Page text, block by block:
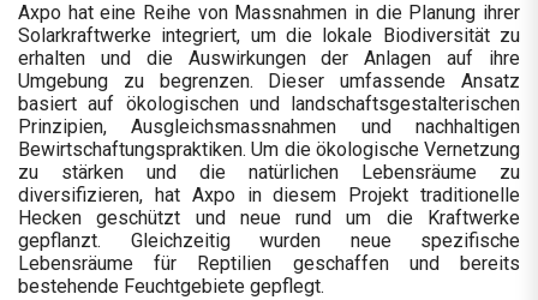
Axpo hat eine Reihe von Massnahmen in die Planung ihrer
Solarkraftwerke integriert, um die lokale Biodiversität zu
erhalten und die Auswirkungen der Anlagen auf ihre
Umgebung zu begrenzen. Dieser umfassende Ansatz
basiert auf ökologischen und landschaftsgestalterischen
Prinzipien, Ausgleichsmassnahmen und nachhaltigen
Bewirtschaftungspraktiken. Um die ökologische Vernetzung
zu stärken und die natürlichen Lebensräume zu
diversifizieren, hat Axpo in diesem Projekt traditionelle
Hecken geschützt und neue rund um die Kraftwerke
gepflanzt. Gleichzeitig wurden neue spezifische
Lebensräume für Reptilien geschaffen und bereits
bestehende Feuchtgebiete gepflegt.